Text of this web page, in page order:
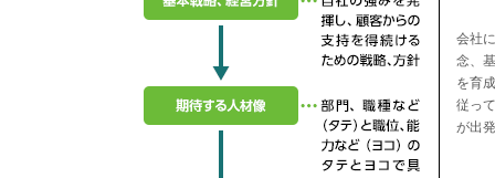
会社
念、
を育
従っ
が出